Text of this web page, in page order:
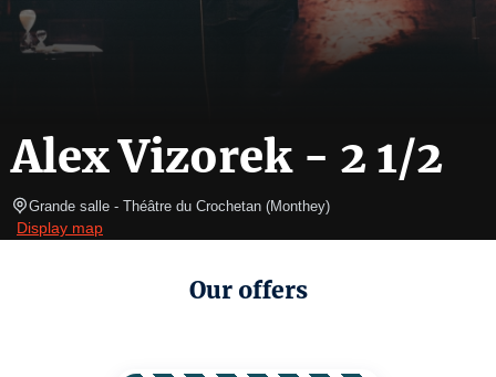
Alex Vizorek - 2 1/2
Grande salle - Théâtre du Crochetan (Monthey)
Display map
Our offers